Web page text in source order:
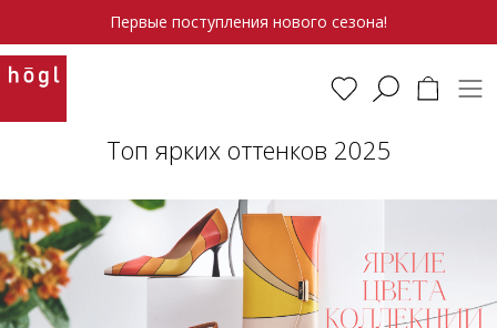
Первые поступления нового сезона!
Топ ярких оттенков 2025